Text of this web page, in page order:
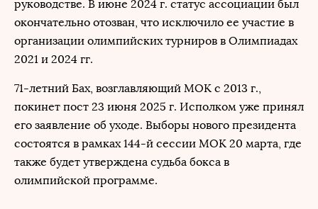
руководстве. В июне 2024 г. статус ассоциации был
окончательно отозван, что исключило ее участие в
организации олимпийских турниров в Олимпиадах
2021 и 2024 гг.
71-летний Бах, возглавляющий МОК с 2013 г.,
покинет пост 23 июня 2025 г. Исполком уже принял
его заявление об уходе. Выборы нового президента
состоятся в рамках 144-й сессии МОК 20 марта, где
также будет утверждена судьба бокса в
олимпийской программе.